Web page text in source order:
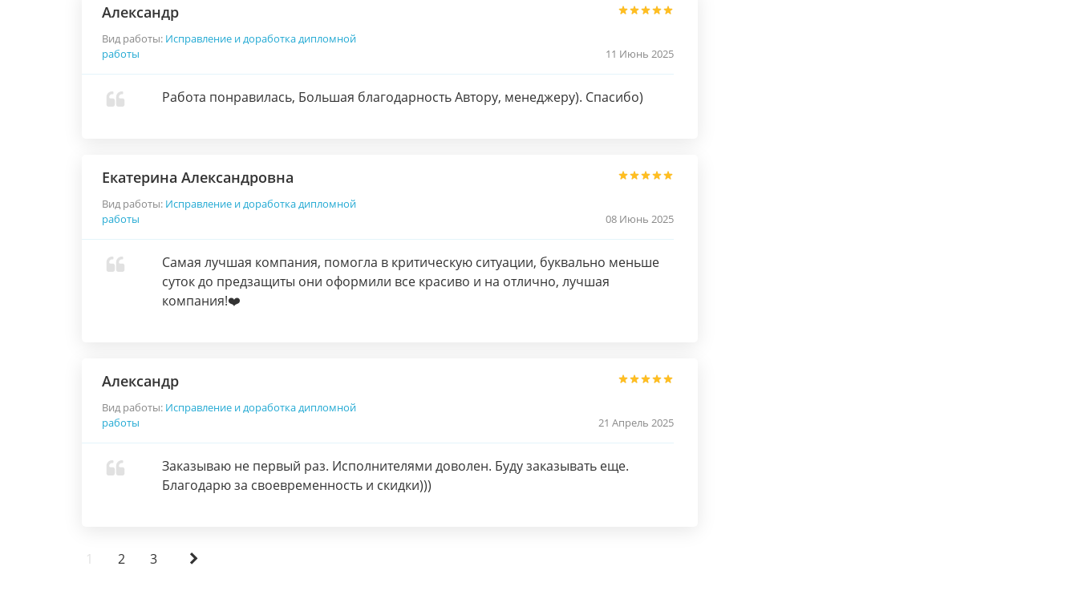
Александр
Вид работы: Исправление и доработка дипломной
работы
11 Июнь 2025
Работа понравилась, Большая благодарность Автору, менеджеру). Спасибо)
Екатерина Александровна
Вид работы: Исправление и доработка дипломной
работы
08 Июнь 2025
Самая лучшая компания, помогла в критическую ситуации, буквально меньше
суток до предзащиты они оформили все красиво и на отлично, лучшая
компания!❤️
Александр
Вид работы: Исправление и доработка дипломной
работы
21 Апрель 2025
Заказываю не первый раз. Исполнителями доволен. Буду заказывать еще.
Благодарю за своевременность и скидки)))
1 2 3